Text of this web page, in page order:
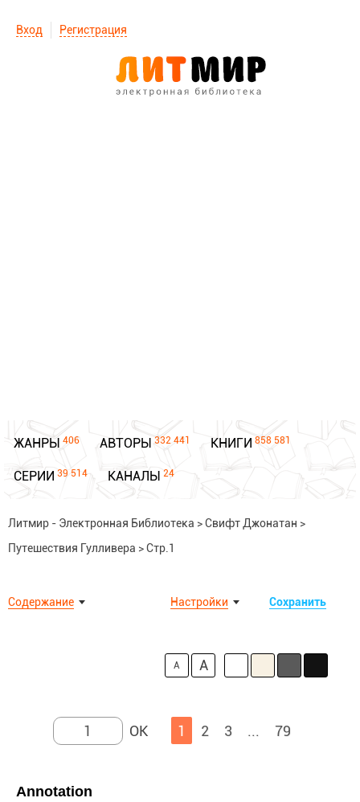
Вход Регистрация
ЖАНРЫ 406 АВТОРЫ 332 441 КНИГИ 858 581
СЕРИИ 39 514 КАНАЛЫ 24
Литмир - Электронная Библиотека >Свифт Джонатан >
Путешествия Гулливера >Стр.1
Содержание Сохранить
Настройки
A A
1 2 3 ... 79
Annotation